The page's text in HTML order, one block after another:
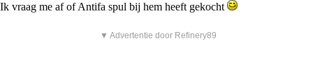
Ik vraag me af of Antifa spul bij hem heeft gekocht
▼ Advertentie door Refinery89